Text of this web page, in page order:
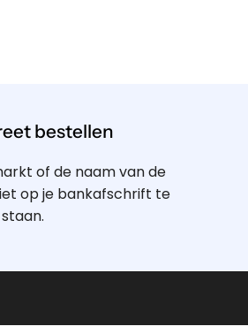
bestellen
of de naam van de
op je bankafschrift te
staan.